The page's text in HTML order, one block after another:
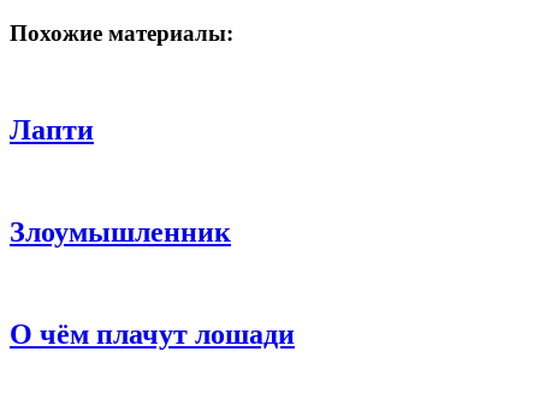
Похожие материалы:
Лапти
Злоумышленник
О чём плачут лошади